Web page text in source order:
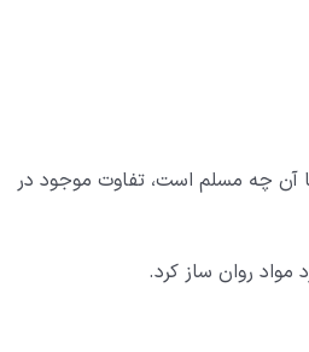
آن چه مسلم است، تفاوت موجود در
روان ساز کرد.